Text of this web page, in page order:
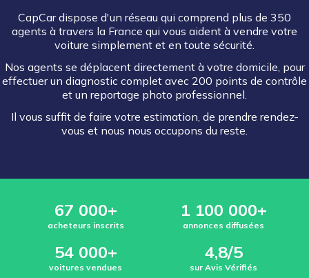
CapCar dispose d'un réseau qui comprend plus de 350
agents à travers la France qui vous aident à vendre votre
voiture simplement et en toute sécurité.
Nos agents se déplacent directement à votre domicile, pour
effectuer un diagnostic complet avec 200 points de contrôle
et un reportage photo professionnel.
Il vous suffit de faire votre estimation, de prendre rendez-
vous et nous nous occupons du reste.
67 000+
acheteurs inscrits
1 100 000+
annonces diffusées
54 000+
voitures vendues
4,8/5
sur Avis Vérifiés